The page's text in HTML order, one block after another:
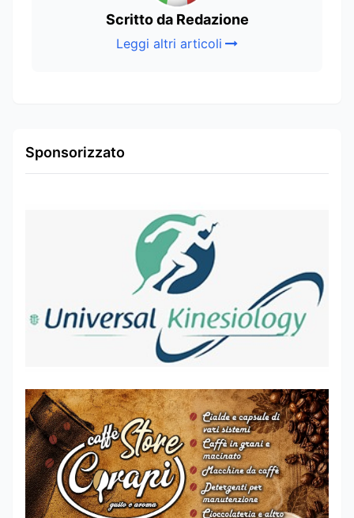
Scritto da Redazione
Leggi altri articoli
Sponsorizzato